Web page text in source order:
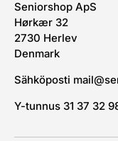
Seniorshop ApS
Hørkær 32
2730 Herlev
Denmark
Sähköposti
Y-tunnus 31 37 32